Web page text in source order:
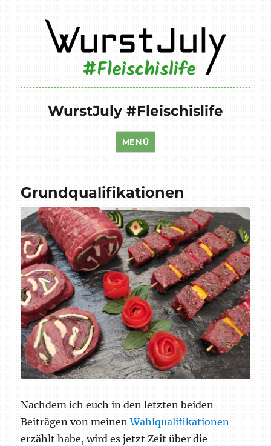
WurstJuly #Fleischislife
MENÜ
Grundqualifikationen
Nachdem ich euch in den letzten beiden
Beiträgen von meinenWahlqualifikationen
erzählt habe, wird es jetzt Zeit über die